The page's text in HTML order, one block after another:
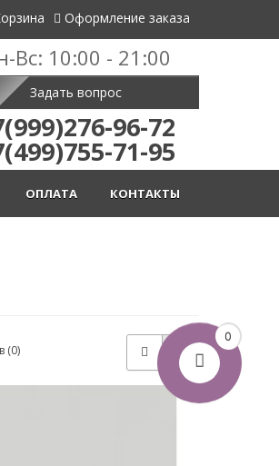
0
Оформление заказа
Вс: 10:00 - 21:00
Задать вопрос
96-72
71-95
КОНТАКТЫ
ОПЛАТА
(0)